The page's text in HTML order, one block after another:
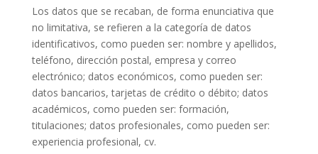
Los datos que se recaban, de forma enunciativa que
no limitativa, se refieren a la categoría de datos
identificativos, como pueden ser: nombre y apellidos,
teléfono, dirección postal, empresa y correo
electrónico; datos económicos, como pueden ser:
datos bancarios, tarjetas de crédito o débito; datos
académicos, como pueden ser: formación,
titulaciones; datos profesionales, como pueden ser:
experiencia profesional, cv.